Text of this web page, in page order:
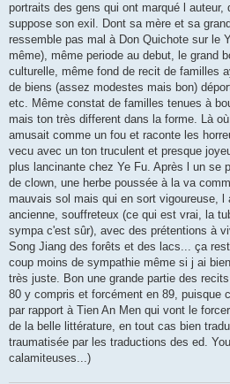
portraits des gens qui ont marqué l auteur,
suppose son exil. Dont sa mère et sa
ressemble pas mal à Don Quichote sur le
même), même periode au debut, le grand
culturelle, même fond de recit de familles
de biens (assez modestes mais bon)
etc. Même constat de familles tenues à
mais ton très different dans la forme. Là
amusait comme un fou et raconte les
vecu avec un ton truculent et presque
plus lancinante chez Ye Fu. Après l un se
de clown, une herbe poussée à la va
mauvais sol mais qui en sort vigoureuse, l
ancienne, souffreteux (ce qui est vrai, la
sympa c'est sûr), avec des prétentions à
Song Jiang des forêts et des lacs... ça
coup moins de sympathie même si j ai
très juste. Bon une grande partie des
80 y compris et forcément en 89, puisque
par rapport à Tien An Men qui vont le
de la belle littérature, en tout cas bien
traumatisée par les traductions des ed.
calamiteuses...)